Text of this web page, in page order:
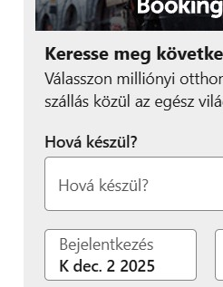
Ha esetleg érdekel a
többszörösen díjnyertes
(International Design
elnyerte a Good Design
SwitchBot Curtain
SWITCHBOT15OFF
kedvezményt adnak rá a
függönyt is szeretnél
értelemszerűen több
kettes és négyes